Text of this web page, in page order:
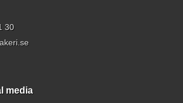
30
media